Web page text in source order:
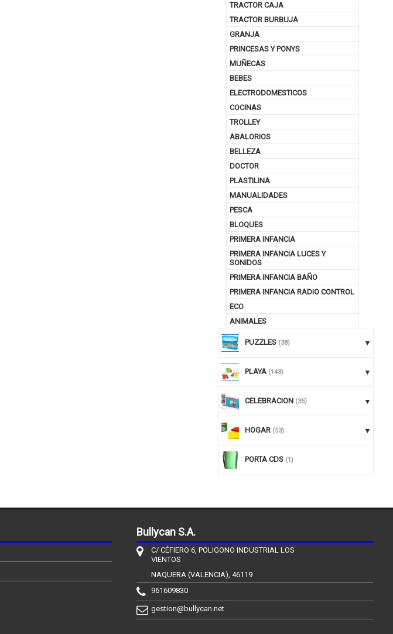
TRACTOR CAJA
TRACTOR BURBUJA
GRANJA
PRINCESAS Y PONYS
MUÑECAS
BEBES
ELECTRODOMESTICOS
COCINAS
TROLLEY
ABALORIOS
BELLEZA
DOCTOR
PLASTILINA
MANUALIDADES
PESCA
BLOQUES
PRIMERA INFANCIA
PRIMERA INFANCIA LUCES Y
SONIDOS
PRIMERA INFANCIA BAÑO
PRIMERA INFANCIA RADIO CONTROL
ECO
ANIMALES
PUZZLES (38)
PLAYA (143)
CELEBRACION (35)
HOGAR (53)
PORTA CDS (1)
Bullycan S.A.
C/ CÉFIERO 6, POLIGONO INDUSTRIAL LOS
VIENTOS
NAQUERA (VALENCIA), 46119
961609830
gestion@bullycan.net